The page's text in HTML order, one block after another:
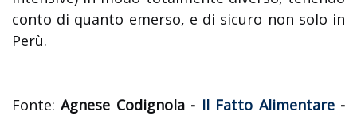
conto di quanto emerso, e di sicuro non solo in
Perù.
Fonte:Agnese Codignola - Il Fatto Alimentare-